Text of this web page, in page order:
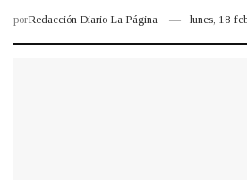
porRedacción Diario La Página lunes, 18